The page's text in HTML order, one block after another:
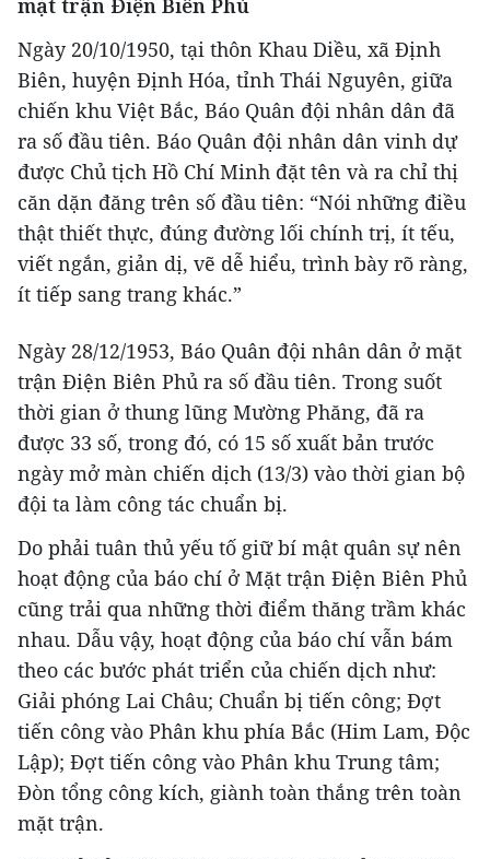
mặt trận Điện Biên Phủ
Ngày 20/10/1950, tại thôn Khau Diều, xã Định
Biên, huyện Định Hóa, tỉnh Thái Nguyên, giữa
chiến khu Việt Bắc, Báo Quân đội nhân dân đã
ra số đầu tiên. Báo Quân đội nhân dân vinh dự
được Chủ tịch Hồ Chí Minh đặt tên và ra chỉ thị
căn dặn đăng trên số đầu tiên: “Nói những điều
thật thiết thực, đúng đường lối chính trị, ít tếu,
viết ngắn, giản dị, vẽ dễ hiểu, trình bày rõ ràng,
ít tiếp sang trang khác.”
Ngày 28/12/1953, Báo Quân đội nhân dân ở mặt
trận Điện Biên Phủ ra số đầu tiên. Trong suốt
thời gian ở thung lũng Mường Phăng, đã ra
được 33 số, trong đó, có 15 số xuất bản trước
ngày mở màn chiến dịch (13/3) vào thời gian bộ
đội ta làm công tác chuẩn bị.
Do phải tuân thủ yếu tố giữ bí mật quân sự nên
hoạt động của báo chí ở Mặt trận Điện Biên Phủ
cũng trải qua những thời điểm thăng trầm khác
nhau. Dẫu vậy, hoạt động của báo chí vẫn bám
theo các bước phát triển của chiến dịch như:
Giải phóng Lai Châu; Chuẩn bị tiến công; Đợt
tiến công vào Phân khu phía Bắc (Him Lam, Độc
Lập); Đợt tiến công vào Phân khu Trung tâm;
Đòn tổng công kích, giành toàn thắng trên toàn
mặt trận.